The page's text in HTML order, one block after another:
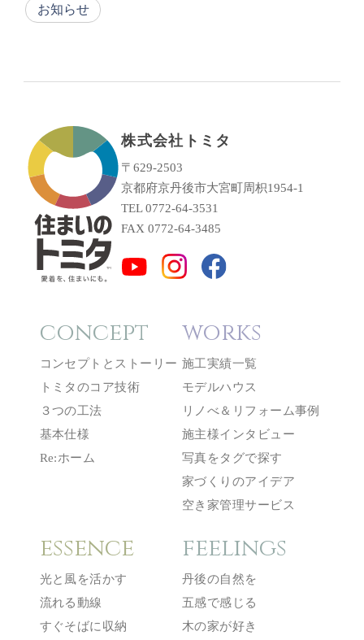
お知らせ
株式会社トミタ
〒629-2503
京都府京丹後市大宮町周枳1954-1
TEL 0772-64-3531
FAX 0772-64-3485
concept
コンセプトとストーリー
トミタのコア技術
３つの工法
基本仕様
Re:ホーム
works
施工実績一覧
モデルハウス
リノべ＆リフォーム事例
施主様インタビュー
写真をタグで探す
家づくりのアイデア
空き家管理サービス
essence
光と風を活かす
流れる動線
すぐそばに収納
feelings
丹後の自然を
五感で感じる
木の家が好き